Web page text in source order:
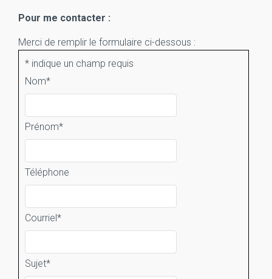
Pour me contacter :
Merci de remplir le formulaire ci-dessous :
* indique un champ requis
Nom*
Prénom*
Téléphone
Courriel*
Sujet*